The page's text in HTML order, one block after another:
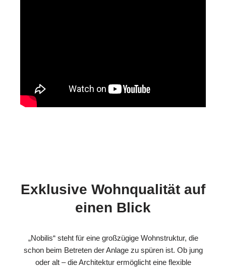
Exklusive Wohnqualität auf
einen Blick
„Nobilis“ steht für eine großzügige Wohnstruktur, die
schon beim Betreten der Anlage zu spüren ist. Ob jung
oder alt – die Architektur ermöglicht eine flexible